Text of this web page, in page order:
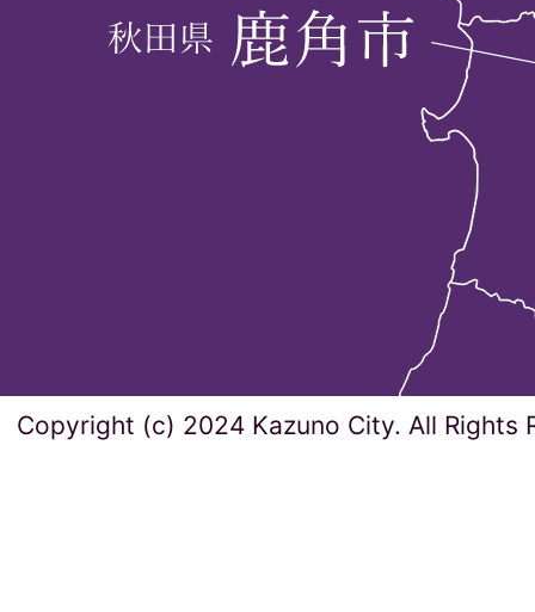
Copyright (c) 2024 Kazuno City. All Rights